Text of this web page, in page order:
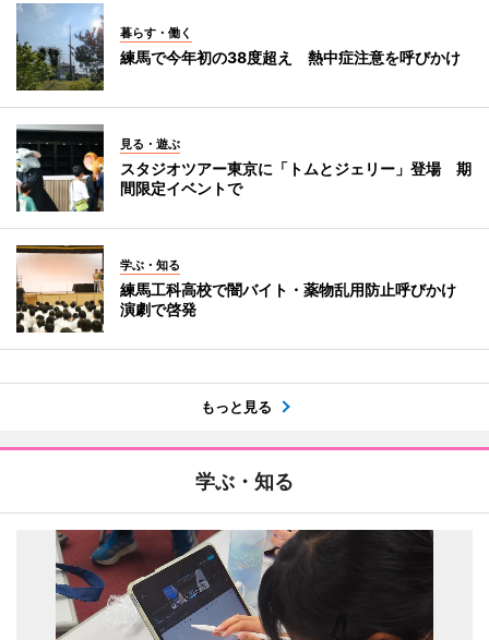
暮らす・働く
練馬で今年初の38度超え 熱中症注意を呼びかけ
見る・遊ぶ
スタジオツアー東京に「トムとジェリー」登場 期
間限定イベントで
学ぶ・知る
練馬工科高校で闇バイト・薬物乱用防止呼びかけ
演劇で啓発
もっと見る
学ぶ・知る